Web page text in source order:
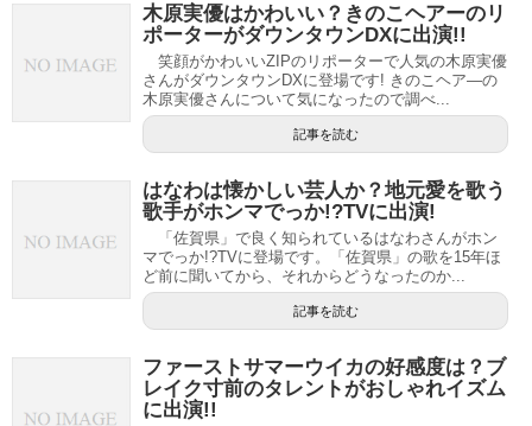
木原実優はかわいい？きのこヘアーのリ
ポーターがダウンタウンDXに出演!!
笑顔がかわいいZIPのリポーターで人気の木原実優
さんがダウンタウンDXに登場です! きのこヘア―の
木原実優さんについて気になったので調べ...
記事を読む
はなわは懐かしい芸人か？地元愛を歌う
歌手がホンマでっか!?TVに出演!
「佐賀県」で良く知られているはなわさんがホン
マでっか!?TVに登場です。「佐賀県」の歌を15年ほ
ど前に聞いてから、それからどうなったのか...
記事を読む
ファーストサマーウイカの好感度は？ブ
レイク寸前のタレントがおしゃれイズム
に出演!!